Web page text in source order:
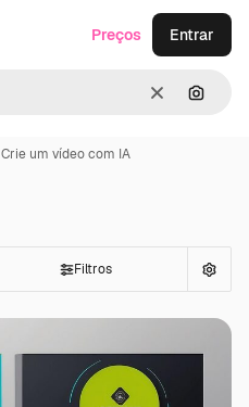
Limpar
Preços Entrar
Crie um vídeo com IA
Filtros